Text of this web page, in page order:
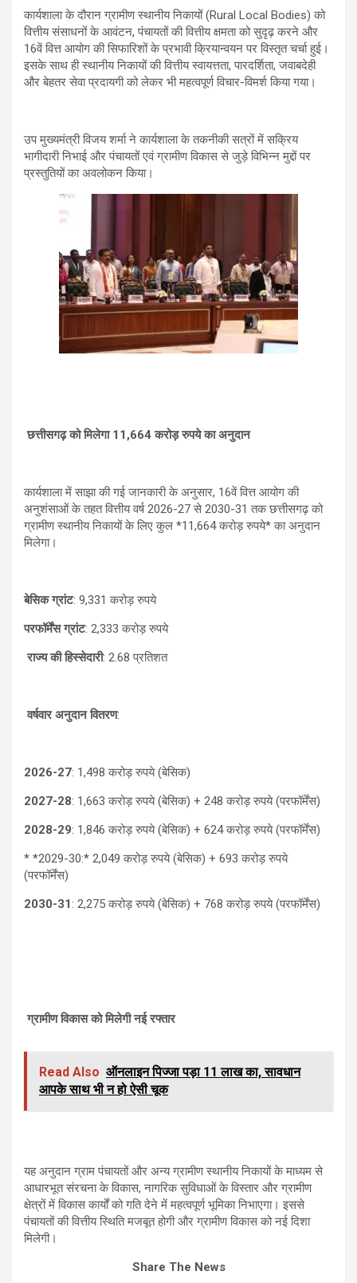
कार्यशाला के दौरान ग्रामीण स्थानीय निकायों (Rural Local Bodies) को
वित्तीय संसाधनों के आवंटन, पंचायतों की वित्तीय क्षमता को सुदृढ़ करने और
16वें वित्त आयोग की सिफारिशों के प्रभावी क्रियान्वयन पर विस्तृत चर्चा हुई।
इसके साथ ही स्थानीय निकायों की वित्तीय स्वायत्तता, पारदर्शिता, जवाबदेही
और बेहतर सेवा प्रदायगी को लेकर भी महत्वपूर्ण विचार-विमर्श किया गया।
उप मुख्यमंत्री विजय शर्मा ने कार्यशाला के तकनीकी सत्रों में सक्रिय
भागीदारी निभाई और पंचायतों एवं ग्रामीण विकास से जुड़े विभिन्न मुद्दों पर
प्रस्तुतियों का अवलोकन किया।
छत्तीसगढ़ को मिलेगा 11,664 करोड़ रुपये का अनुदान
कार्यशाला में साझा की गई जानकारी के अनुसार, 16वें वित्त आयोग की
अनुशंसाओं के तहत वित्तीय वर्ष 2026-27 से 2030-31 तक छत्तीसगढ़ को
ग्रामीण स्थानीय निकायों के लिए कुल *11,664 करोड़ रुपये* का अनुदान
मिलेगा।
बेसिक ग्रांट: 9,331 करोड़ रुपये
परफॉर्मेंस ग्रांट: 2,333 करोड़ रुपये
राज्य की हिस्सेदारी: 2.68 प्रतिशत
वर्षवार अनुदान वितरण:
2026-27: 1,498 करोड़ रुपये (बेसिक)
2027-28: 1,663 करोड़ रुपये (बेसिक) + 248 करोड़ रुपये (परफॉर्मेंस)
2028-29: 1,846 करोड़ रुपये (बेसिक) + 624 करोड़ रुपये (परफॉर्मेंस)
* *2029-30:* 2,049 करोड़ रुपये (बेसिक) + 693 करोड़ रुपये
(परफॉर्मेंस)
2030-31: 2,275 करोड़ रुपये (बेसिक) + 768 करोड़ रुपये (परफॉर्मेंस)
ग्रामीण विकास को मिलेगी नई रफ्तार
Read Also ऑनलाइन पिज्जा पड़ा 11 लाख का, सावधान
आपके साथ भी न हो ऐसी चूक
यह अनुदान ग्राम पंचायतों और अन्य ग्रामीण स्थानीय निकायों के माध्यम से
आधारभूत संरचना के विकास, नागरिक सुविधाओं के विस्तार और ग्रामीण
क्षेत्रों में विकास कार्यों को गति देने में महत्वपूर्ण भूमिका निभाएगा। इससे
पंचायतों की वित्तीय स्थिति मजबूत होगी और ग्रामीण विकास को नई दिशा
मिलेगी।
Share The News